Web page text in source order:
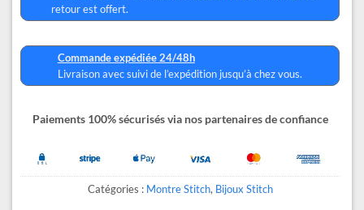
retour est offert.
Commande expédiée 24/48h
Livraison avec suivi de l’expédition jusqu’à chez vous.
Paiements 100% sécurisés via nos partenaires de confiance
Catégories : Montre Stitch, Bijoux Stitch